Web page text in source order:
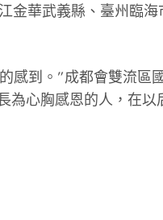
金華武義縣、臺州臨
感到。”成都會雙流區
心胸感恩的人，在以